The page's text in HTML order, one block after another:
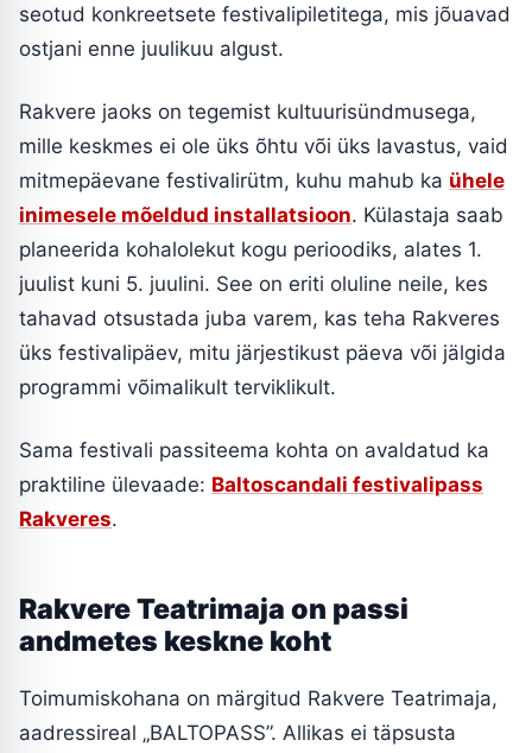
seotud konkreetsete festivalipiletitega, mis jõuavad
ostjani enne juulikuu algust.
Rakvere jaoks on tegemist kultuurisündmusega,
mille keskmes ei ole üks õhtu või üks lavastus, vaid
mitmepäevane festivalirütm, kuhu mahub ka ühele
inimesele mõeldud installatsioon. Külastaja saab
planeerida kohalolekut kogu perioodiks, alates 1.
juulist kuni 5. juulini. See on eriti oluline neile, kes
tahavad otsustada juba varem, kas teha Rakveres
üks festivalipäev, mitu järjestikust päeva või jälgida
programmi võimalikult terviklikult.
Sama festivali passiteema kohta on avaldatud ka
praktiline ülevaade: Baltoscandali festivalipass
Rakveres.
Rakvere Teatrimaja on passi
andmetes keskne koht
Toimumiskohana on märgitud Rakvere Teatrimaja,
aadressireal „BALTOPASS”. Allikas ei täpsusta